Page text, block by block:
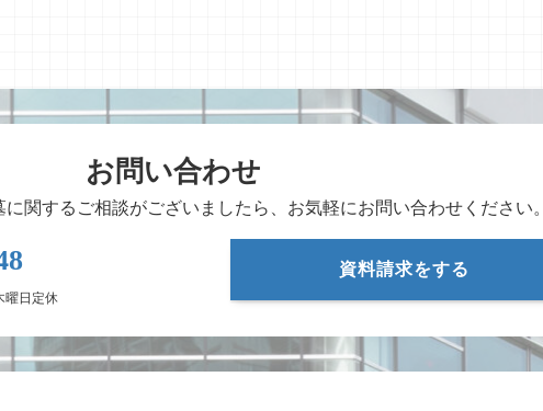
お問い合わせ
関するご相談がございましたら、お気軽にお問い合わせください。
曜日定休
資料請求をする